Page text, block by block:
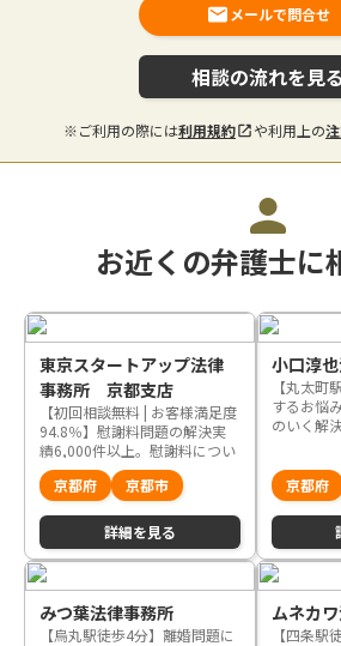
メールで問合せ
相談の流れを見る
※ご利用の際には利用規約 や利用上の
お近くの弁護士に
東京スタートアップ法律
事務所 京都支店
【初回相談無料 | お客様満足度
94.8％】慰謝料問題の解決実
績6,000件以上。慰謝料につい
てお悩みの方、当事務所にお
任せください
京都府 京都市
詳細を見る
小口淳
【丸太町
するお悩
のいく解
京都府
みつ葉法律事務所
【烏丸駅徒歩4分】離婚問題に
ムネカ
【四条駅